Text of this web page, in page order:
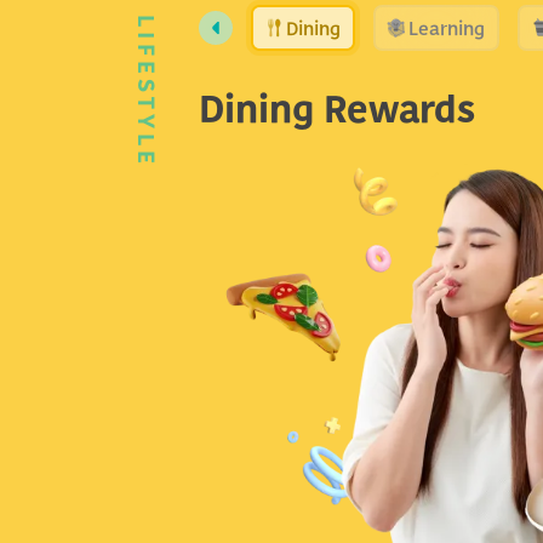
LIFESTYLE Dining Learning
Dining Rewards